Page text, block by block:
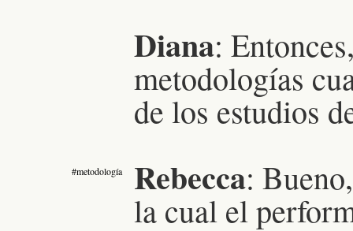
Diana:
metodologías
de los estudios
Rebecca:
#metodología
la cual el